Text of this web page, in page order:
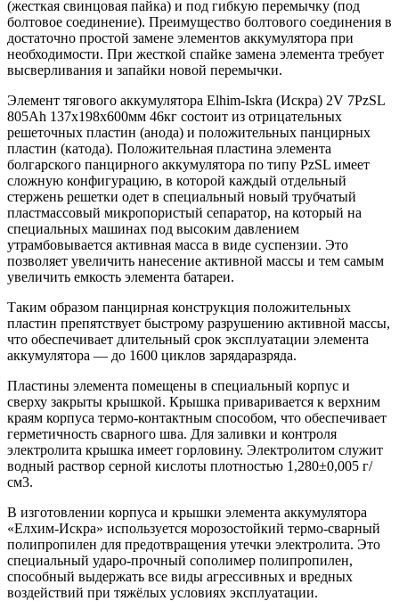
(жесткая свинцовая пайка) и под гибкую перемычку (под
болтовое соединение). Преимущество болтового соединения в
достаточно простой замене элементов аккумулятора при
необходимости. При жесткой спайке замена элемента требует
высверливания и запайки новой перемычки.
Элемент тягового аккумулятора Elhim-Iskra (Искра) 2V 7PzSL
805Ah 137x198x600мм 46кг состоит из отрицательных
решеточных пластин (анода) и положительных панцирных
пластин (катода). Положительная пластина элемента
болгарского панцирного аккумулятора по типу PzSL имеет
сложную конфигурацию, в которой каждый отдельный
стержень решетки одет в специальный новый трубчатый
пластмассовый микропористый сепаратор, на который на
специальных машинах под высоким давлением
утрамбовывается активная масса в виде суспензии. Это
позволяет увеличить нанесение активной массы и тем самым
увеличить емкость элемента батареи.
Таким образом панцирная конструкция положительных
пластин препятствует быстрому разрушению активной массы,
что обеспечивает длительный срок эксплуатации элемента
аккумулятора — до 1600 циклов зарядаразряда.
Пластины элемента помещены в специальный корпус и
сверху закрыты крышкой. Крышка приваривается к верхним
краям корпуса термо-контактным способом, что обеспечивает
герметичность сварного шва. Для заливки и контроля
электролита крышка имеет горловину. Электролитом служит
водный раствор серной кислоты плотностью 1,280±0,005 г/
см3.
В изготовлении корпуса и крышки элемента аккумулятора
«Елхим-Искра» используется морозостойкий термо-сварный
полипропилен для предотвращения утечки электролита. Это
специальный ударо-прочный сополимер полипропилен,
способный выдержать все виды агрессивных и вредных
воздействий при тяжёлых условиях эксплуатации.